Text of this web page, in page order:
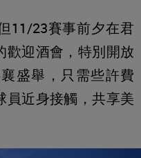
11/23賽事前夕在君
歡迎酒會，特別開放
盛舉，只需些許費
員近身接觸，共享美